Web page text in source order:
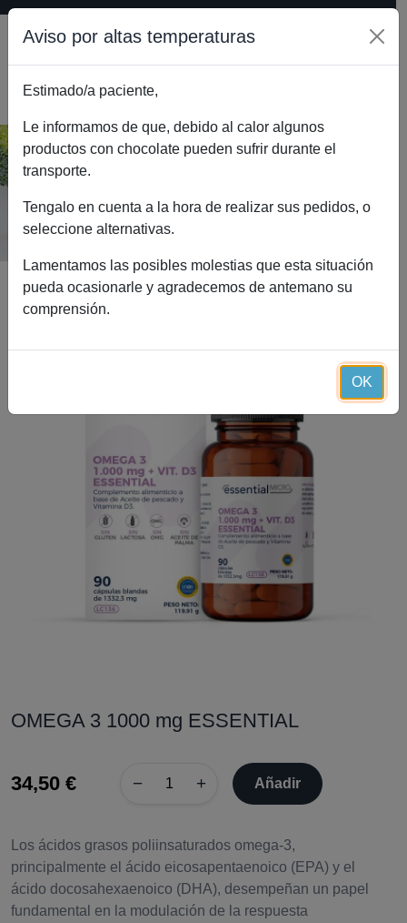
OMEGA 3 1000 mg ESSENTIAL
Inicio Catálogo OMEGA 3 1000 mg ESSENTIAL
OMEGA 3 1000 mg ESSENTIAL
34,50 € − + Añadir
Los ácidos grasos poliinsaturados omega-3,
principalmente el ácido eicosapentaenoico (EPA) y el
ácido docosahexaenoico (DHA), desempeñan un papel
fundamental en la modulación de la respuesta
Aviso por altas temperaturas
Estimado/a paciente,
Le informamos de que, debido al calor algunos
productos con chocolate pueden sufrir durante el
transporte.
Tengalo en cuenta a la hora de realizar sus pedidos, o
seleccione alternativas.
Lamentamos las posibles molestias que esta situación
pueda ocasionarle y agradecemos de antemano su
comprensión.
OK